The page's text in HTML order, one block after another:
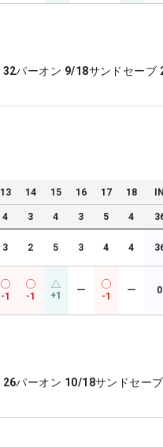
32パーオン 9/18サンドセーブ
13 14 15 16 17 18
4 3 4 3 5 4
3 2 5 3 4 4
-1 -1 +1 ー
-1
ー 0
26パーオン 10/18サンドセーブ